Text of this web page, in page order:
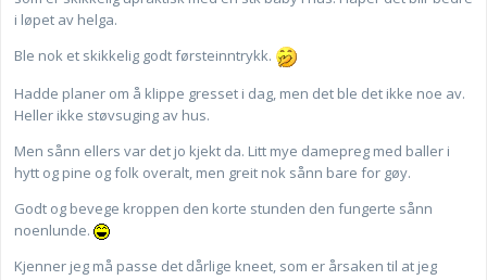
i løpet av helga.
Ble nok et skikkelig godt førsteinntrykk.
Hadde planer om å klippe gresset i dag, men det ble det ikke noe av.
Heller ikke støvsuging av hus.
Men sånn ellers var det jo kjekt da. Litt mye damepreg med baller i
hytt og pine og folk overalt, men greit nok sånn bare for gøy.
Godt og bevege kroppen den korte stunden den fungerte sånn
noenlunde.
Kjenner jeg må passe det dårlige kneet, som er årsaken til at jeg